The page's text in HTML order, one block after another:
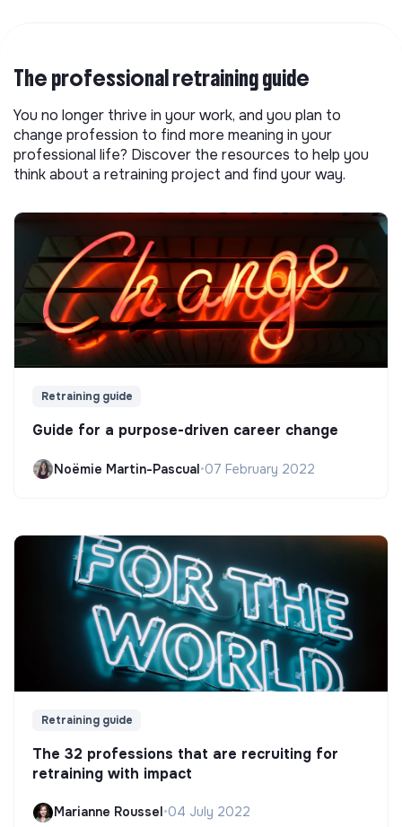
The professional retraining guide
You no longer thrive in your work, and you plan to
change profession to find more meaning in your
professional life? Discover the resources to help you
think about a retraining project and find your way.
Retraining guide
Guide for a purpose-driven career change
Noëmie Martin-Pascual•07 February 2022
Retraining guide
The 32 professions that are recruiting for
retraining with impact
Marianne Roussel •04 July 2022